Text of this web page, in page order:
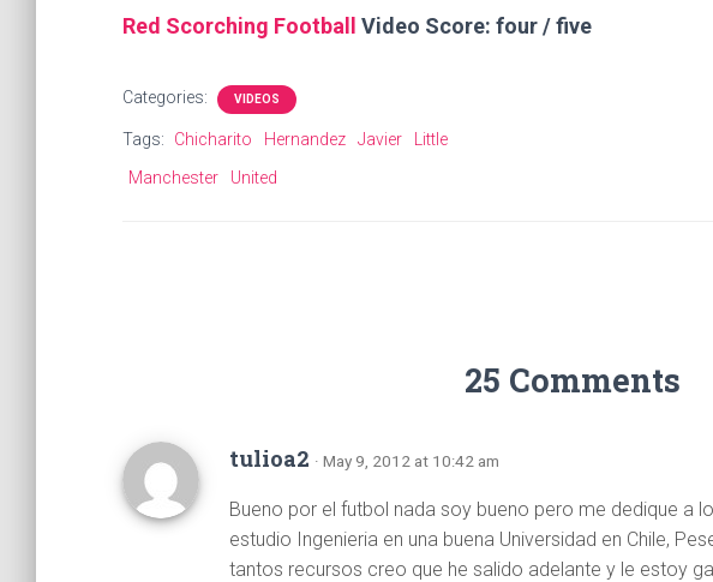
Red Scorching Football Video Score: four / five
Categories: VIDEOS
Tags: Chicharito Hernandez Javier
Little
Manchester
United
25 Comments
tulioa2 · May 9, 2012 at 10:42 am
Bueno por el futbol nada soy bueno pero me dedique a
estudio Ingenieria en una buena Universidad en Chile,
tantos recursos creo que he salido adelante y le estoy